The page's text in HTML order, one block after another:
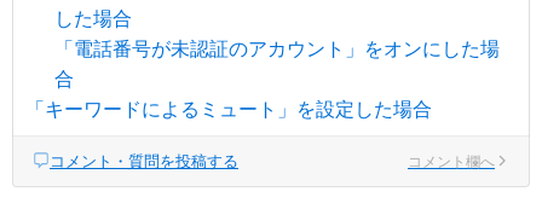
した場合
「電話番号が未認証のアカウント」をオンにした場
合
「キーワードによるミュート」を設定した場合
コメント・質問を投稿する コメント欄へ